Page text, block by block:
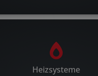
Heizsysteme